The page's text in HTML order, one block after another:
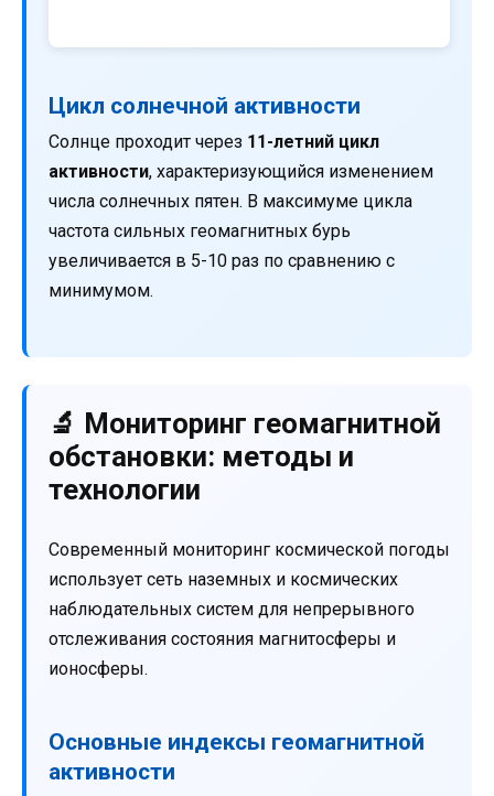
Цикл солнечной активности
Солнце проходит через 11-летний цикл
активности, характеризующийся изменением
числа солнечных пятен. В максимуме цикла
частота сильных геомагнитных бурь
увеличивается в 5-10 раз по сравнению с
минимумом.
🔬 Мониторинг геомагнитной
обстановки: методы и
технологии
Современный мониторинг космической погоды
использует сеть наземных и космических
наблюдательных систем для непрерывного
отслеживания состояния магнитосферы и
ионосферы.
Основные индексы геомагнитной
активности